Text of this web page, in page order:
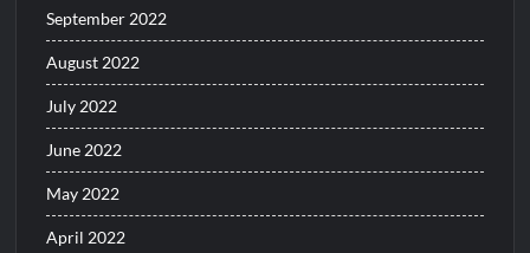
September 2022
August 2022
July 2022
June 2022
May 2022
April 2022